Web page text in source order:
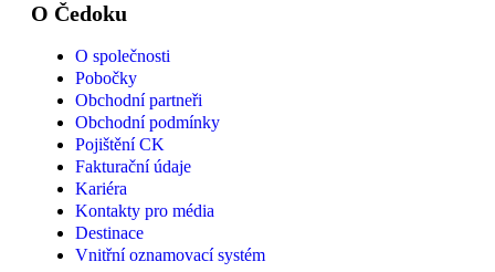
O Čedoku
O společnosti
Pobočky
Obchodní partneři
Obchodní podmínky
Pojištění CK
Fakturační údaje
Kariéra
Kontakty pro média
Destinace
Vnitřní oznamovací systém